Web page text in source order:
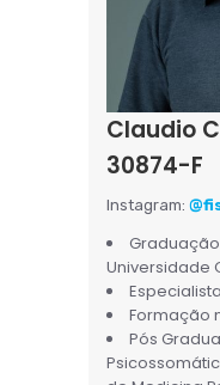
Claudio
30874-F
Instagram:
Universidade
Formação
Pós